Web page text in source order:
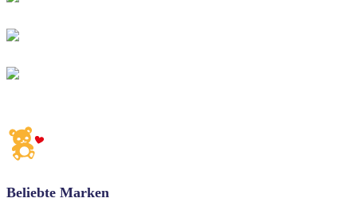
Beliebte Marken